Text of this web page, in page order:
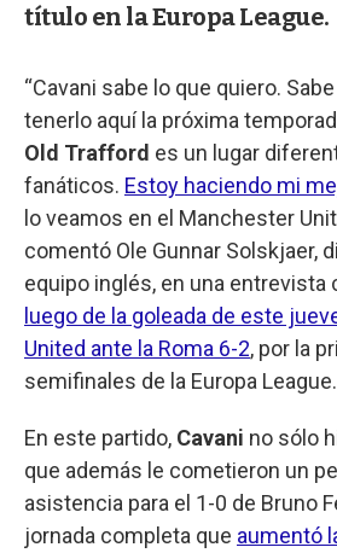
título en la Europa League.
“Cavani sabe lo que quiero.
tenerlo aquí la próxima
Old Trafford es un lugar
fanáticos. Estoy haciendo mi
lo veamos en el Manchester
comentó Ole Gunnar Solskjaer,
equipo inglés, en una entrevista
luego de la goleada de este
United ante la Roma 6-2, por la
semifinales de la Europa League.
En este partido, Cavani no sólo
que además le cometieron un
asistencia para el 1-0 de Bruno
jornada completa que aumentó